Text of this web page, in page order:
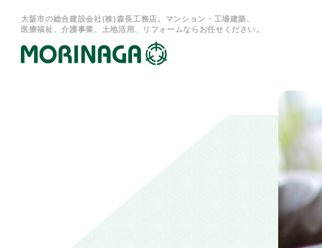
大阪市の総合建設会社(株)森長工務店。マンション・工場建築、
医療福祉、介護事業、土地活用、リフォームならお任せください。